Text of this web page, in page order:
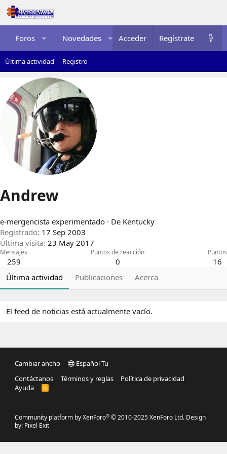
Foros Novedades Multimedia Recursos
Acceder Regístrate
Última actividad Registro
Andrew
e-mergencista experimentado · De Kentucky
Registrado 17 Sep 2003
Última visita 23 May 2017
Mensajes
259
Puntos de reacción
0
Puntos
16
Última actividad
Publicaciones Acerca
El feed de noticias está actualmente vacío.
Cambiar ancho
Español Tu
Contáctanos
Términos y reglas
Política de privacidad
Ayuda
R
Community platform by XenForo® © 2010-2025 XenForo Ltd. Design
by: Pixel Exit